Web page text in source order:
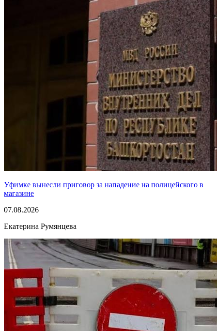
Уфимке вынесли приговор за нападение на полицейского в
магазине
07.08.2026
Екатерина Румянцева